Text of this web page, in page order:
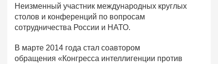
Неизменный участник международных круглых
столов и конференций по вопросам
сотрудничества России и НАТО.
В марте 2014 года стал соавтором
обращения «Конгресса интеллигенции против